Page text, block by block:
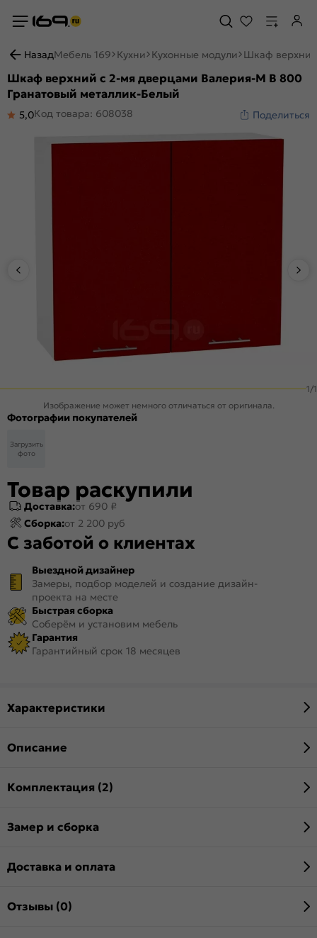
НазадМебель 169 Кухни Кухонные модули Шкаф
Шкаф верхний с 2-мя дверцами Валерия-М В 800
Гранатовый металлик-Белый
5,0Код товара: 608038 Поделиться
1/1
Изображение может немного отличаться от оригинала.
Фотографии покупателей
Загрузить
фото
Товар раскупили
Доставка:от 690 ₽
Сборка:от 2 200 руб
С заботой о клиентах
Выездной дизайнер
Замеры, подбор моделей и создание дизайн-
проекта на месте
Быстрая сборка
Соберём и установим мебель
Гарантия
Гарантийный срок 18 месяцев
Характеристики
Описание
Комплектация (2)
Замер и сборка
Доставка и оплата
Отзывы (0)